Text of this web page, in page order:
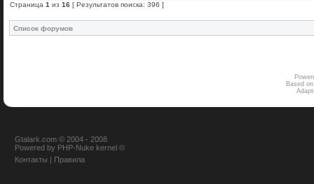
Страница 1 из 16 [ Результатов поиска: 396 ]
Список форумов
Based
Gtalark.com © 2004 - 2008
Powered by PHP-Nuke kernel ©
Контакты | Правила